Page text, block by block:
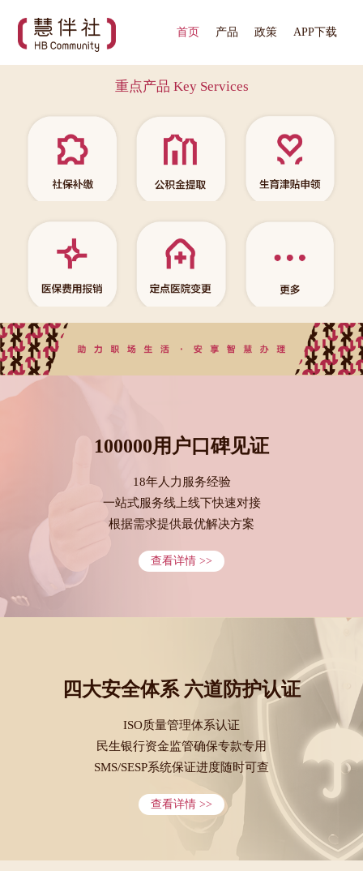
首页 产品 政策 APP下载
重点产品 Key Services
100000用户口碑见证
18年人力服务经验
一站式服务线上线下快速对接
根据需求提供最优解决方案
查看详情 >>
四大安全体系 六道防护认证
ISO质量管理体系认证
民生银行资金监管确保专款专用
SMS/SESP系统保证进度随时可查
查看详情 >>